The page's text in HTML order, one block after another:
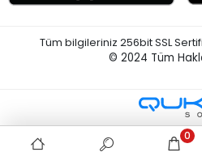
Tüm bilgileriniz 256bit SSL
© 2024 Tüm
0